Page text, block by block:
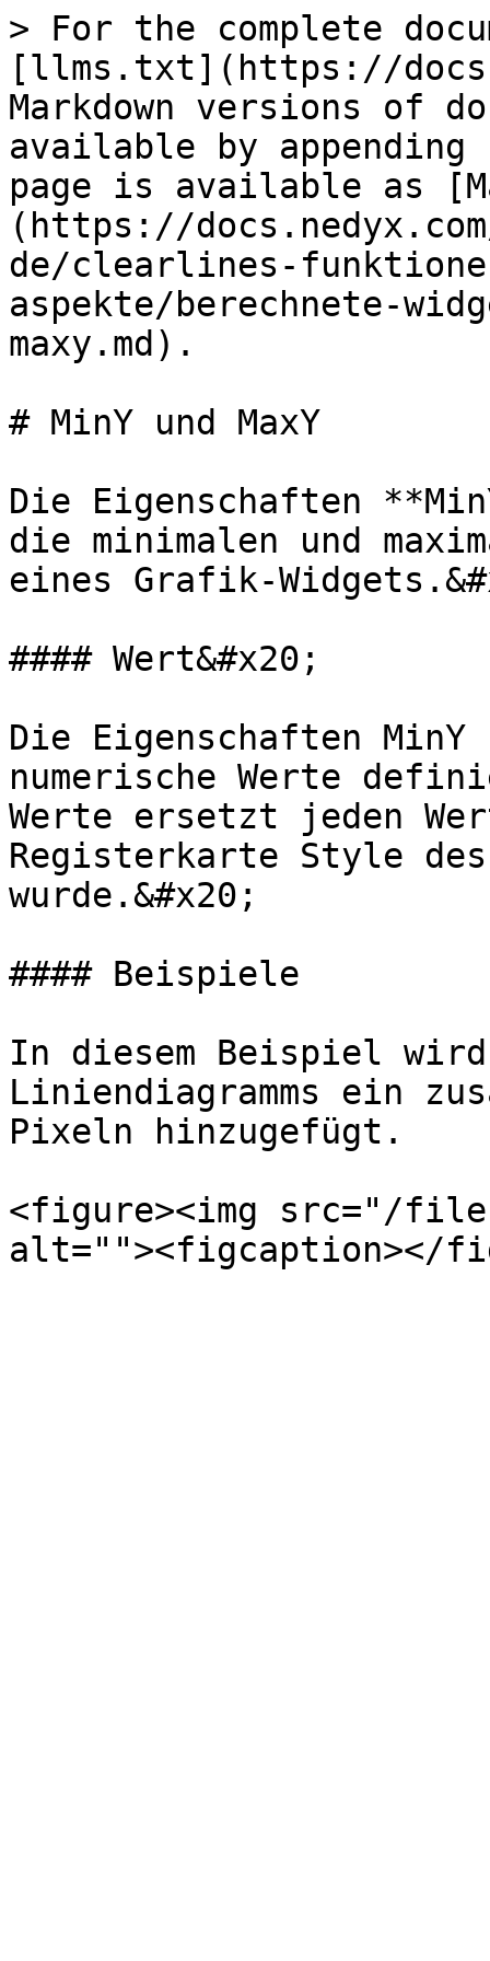
> For the complete
[llms.txt](https://
Markdown versions of
available by
page is available as
(https://
de/clearlines-
aspekte/berechnete-
maxy.md).
# MinY und MaxY
Die Eigenschaften
die minimalen und
eines Grafik-
#### Wert&#x20;
Die Eigenschaften MinY
numerische Werte
Werte ersetzt jeden
Registerkarte Style
wurde.&#x20;
#### Beispiele
In diesem Beispiel wird
Liniendiagramms ein
Pixeln hinzugefügt.
<figure><img src="/files/